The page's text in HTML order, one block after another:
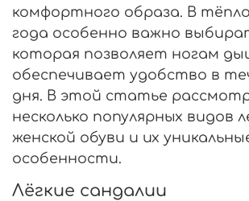
комфортного образа. В
года особенно важно
которая позволяет ногам
обеспечивает удобство в
дня. В этой статье
несколько популярных видов
женской обуви и их
особенности.
Лёгкие сандалии